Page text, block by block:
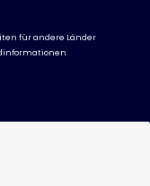
cm
für andere Länder